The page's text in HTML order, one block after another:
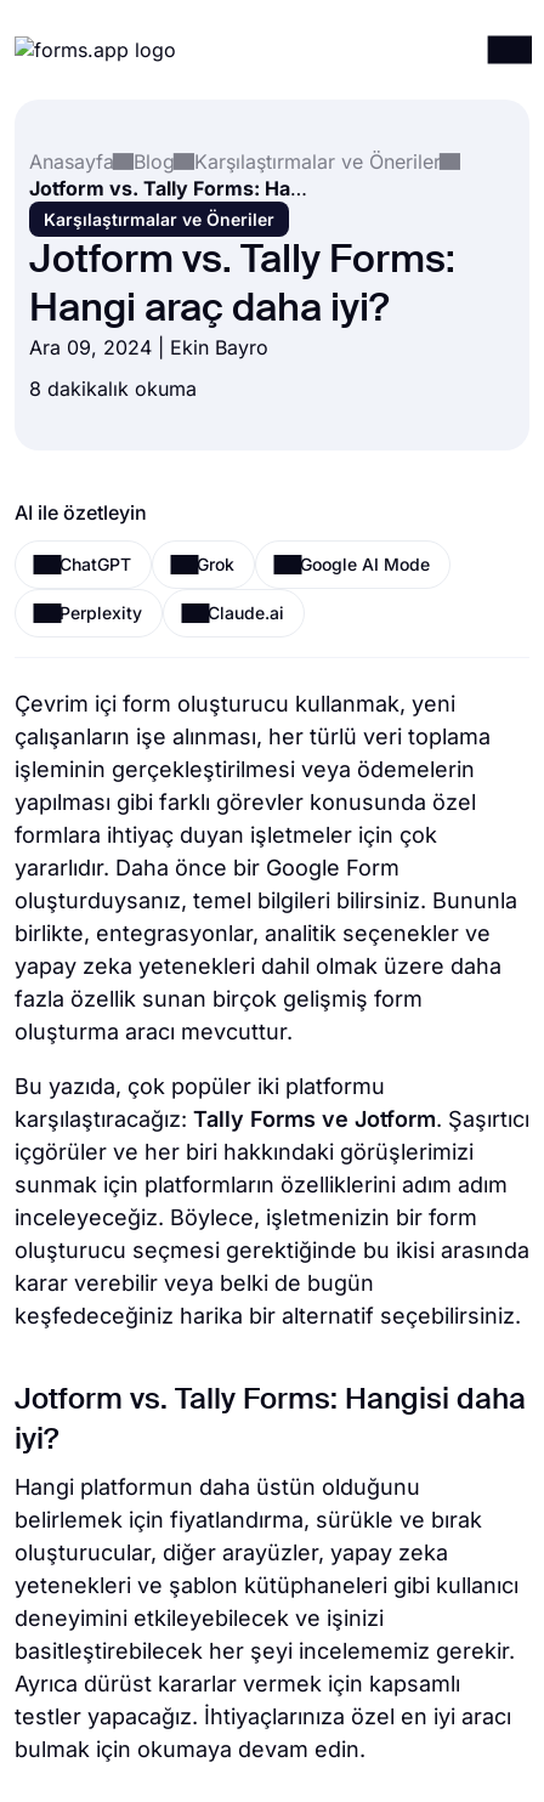
Entegrasyonlar
Şablonlar
Kaynaklar
Fiyatlandırma
Anasayfa
Blog
Karşılaştırmalar ve Öneriler
Jotform vs. Tally Forms: Hangi araç daha iyi?
Karşılaştırmalar ve Öneriler
Jotform vs. Tally Forms:
Hangi araç daha iyi?
Ara 09, 2024 | Ekin Bayro
8 dakikalık okuma
AI ile özetleyin
ChatGPT Grok Google AI Mode
Perplexity Claude.ai
Çevrim içi form oluşturucu kullanmak, yeni
çalışanların işe alınması, her türlü veri toplama
işleminin gerçekleştirilmesi veya ödemelerin
yapılması gibi farklı görevler konusunda özel
formlara ihtiyaç duyan işletmeler için çok
yararlıdır. Daha önce bir Google Form
oluşturduysanız, temel bilgileri bilirsiniz. Bununla
birlikte, entegrasyonlar, analitik seçenekler ve
yapay zeka yetenekleri dahil olmak üzere daha
fazla özellik sunan birçok gelişmiş form
oluşturma aracı mevcuttur.
Bu yazıda, çok popüler iki platformu
karşılaştıracağız: Tally Forms ve Jotform. Şaşırtıcı
içgörüler ve her biri hakkındaki görüşlerimizi
sunmak için platformların özelliklerini adım adım
inceleyeceğiz. Böylece, işletmenizin bir form
oluşturucu seçmesi gerektiğinde bu ikisi arasında
karar verebilir veya belki de bugün
keşfedeceğiniz harika bir alternatif seçebilirsiniz.
Jotform vs. Tally Forms: Hangisi daha
iyi?
Hangi platformun daha üstün olduğunu
belirlemek için fiyatlandırma, sürükle ve bırak
oluşturucular, diğer arayüzler, yapay zeka
yetenekleri ve şablon kütüphaneleri gibi kullanıcı
deneyimini etkileyebilecek ve işinizi
basitleştirebilecek her şeyi incelememiz gerekir.
Ayrıca dürüst kararlar vermek için kapsamlı
testler yapacağız. İhtiyaçlarınıza özel en iyi aracı
bulmak için okumaya devam edin.